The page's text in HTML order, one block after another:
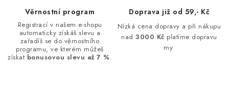
Věrnostní program
Registrací v našem e-shopu
automaticky získáš slevu a
zařadíš se do věrnostního
programu, ve kterém můžeš
získat bonusovou slevu až 7 %.
Doprava již od 59,- Kč
Nízká cena dopravy a při nákupu
nad3000 Kč platíme dopravu
my.